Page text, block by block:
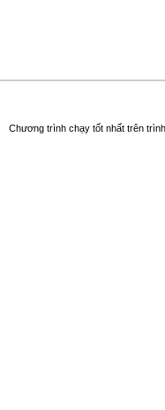
Chương trình chạy tốt nhất trên